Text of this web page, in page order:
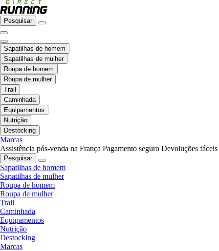
Pesquisar
Sapatilhas de homem
Sapatilhas de mulher
Roupa de homem
Roupa de mulher
Trail
Caminhada
Equipamentos
Nutrição
Destocking
Marcas
Assistência pós-venda na França Pagamento seguro Devoluções fáceis
Pesquisar
Sapatilhas de homem
Sapatilhas de mulher
Roupa de homem
Roupa de mulher
Trail
Caminhada
Equipamentos
Nutrição
Destocking
Marcas